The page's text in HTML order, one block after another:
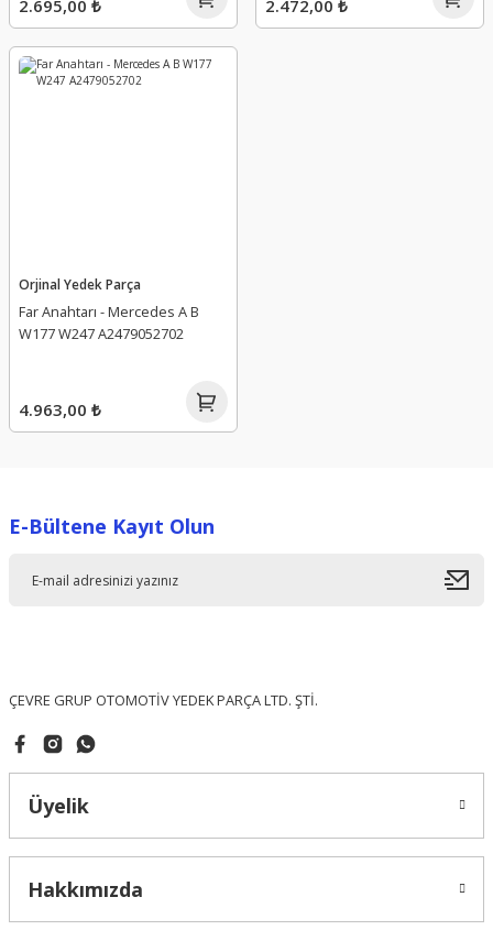
2.695,00 ₺ 2.472,00 ₺
Orjinal Yedek Parça
Far Anahtarı - Mercedes A B
W177 W247 A2479052702
4.963,00 ₺
E-Bültene Kayıt Olun
ÇEVRE GRUP OTOMOTİV YEDEK PARÇA LTD. ŞTİ.
Üyelik
Hakkımızda